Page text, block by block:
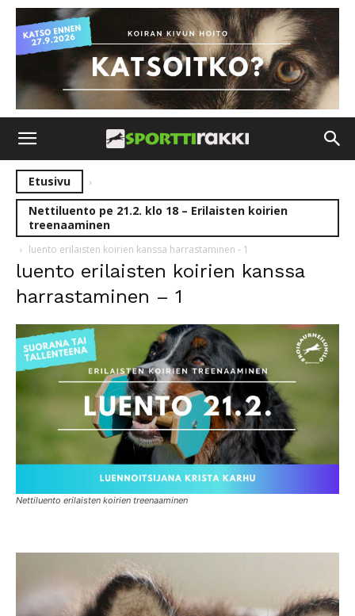
Etusivu
Nettiluento pe 21.2. klo 18 – Erilaisten koirien
treenaaminen
luento erilaisten koirien kanssa harrastaminen - 1
luento erilaisten koirien kanssa
harrastaminen – 1
Nettiluento erilaisten koirien treenaaminen